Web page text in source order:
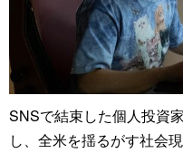
SNSで結束した個人投資
し、全米を揺るがす社会